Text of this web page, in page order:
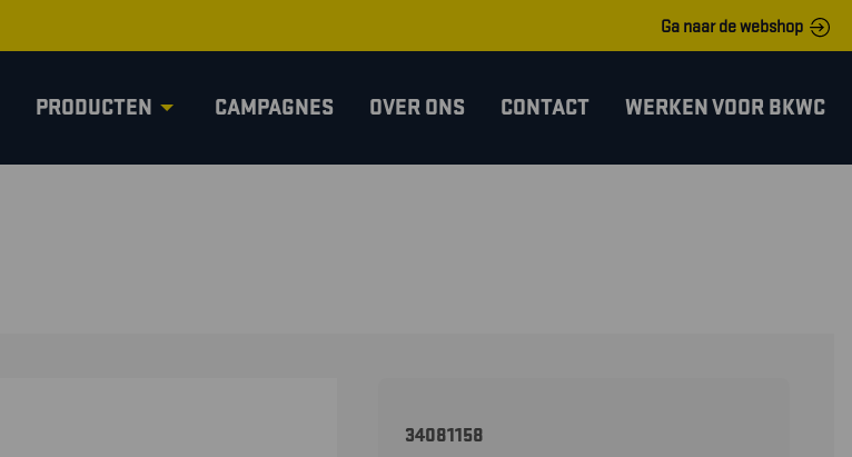
Ga naar de webshop
PRODUCTEN CAMPAGNES OVER ONS CONTACT WERKEN VOOR BKWC
34081158